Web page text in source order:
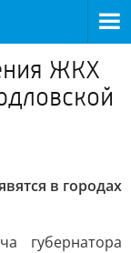
ЖКХ
в городах
губернатора